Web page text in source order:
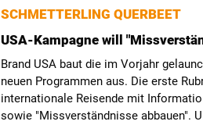
SCHMETTERLING QUERBEET
USA-Kampagne will
Brand USA baut die im Vorjahr
neuen Programmen aus. Die erste
internationale Reisende mit
sowie "Missverständnisse abbauen".